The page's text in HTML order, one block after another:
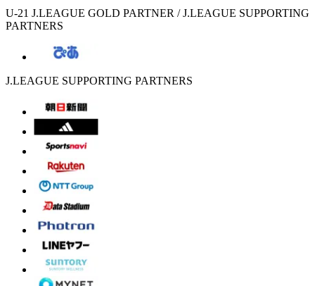
U-21 J.LEAGUE GOLD PARTNER / J.LEAGUE SUPPORTING
PARTNERS
J.LEAGUE SUPPORTING PARTNERS